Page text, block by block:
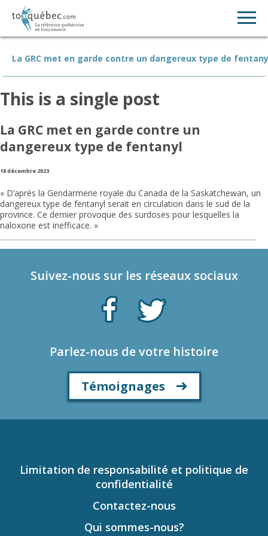
La GRC met en garde contre un dangereux type de
This is a single post
La GRC met en garde contre un
dangereux type de fentanyl
18 décembre 2023
« D’après la Gendarmerie royale du Canada de la Saskatchewan, un
dangereux type de fentanyl serait en circulation dans le sud de la
province. Ce dernier provoque des surdoses pour lesquelles la
naloxone est inefficace. »
Suivez-nous sur les réseaux sociaux
Parlez-nous de votre histoire
Témoignages
Limitation de responsabilité et politique de
confidentialité
Contactez-nous
Qui sommes-nous?